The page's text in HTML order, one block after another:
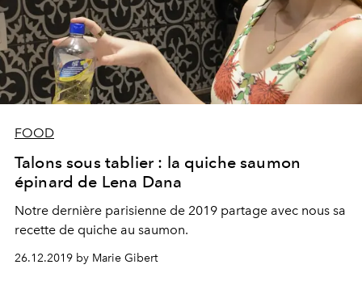
FOOD
Talons sous tablier : la quiche saumon
épinard de Lena Dana
Notre dernière parisienne de 2019 partage avec nous sa
recette de quiche au saumon.
26.12.2019 by Marie Gibert